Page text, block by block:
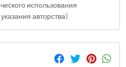
использования
авторства)